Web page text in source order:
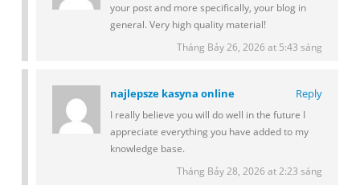
your post and more specifically, your blog in
general. Very high quality material!
Tháng Bảy 26, 2026 at 5:43 sáng
najlepsze kasyna online Reply
I really believe you will do well in the future I
appreciate everything you have added to my
knowledge base.
Tháng Bảy 28, 2026 at 2:23 sáng